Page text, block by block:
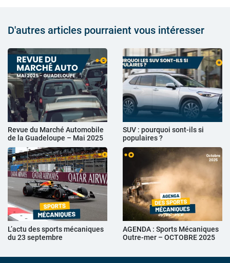
D'autres articles pourraient vous intéresser
Revue du Marché Automobile
de la Guadeloupe – Mai 2025
SUV : pourquoi sont-ils si
populaires ?
L’actu des sports mécaniques
du 23 septembre
AGENDA : Sports Mécaniques
Outre-mer – OCTOBRE 2025